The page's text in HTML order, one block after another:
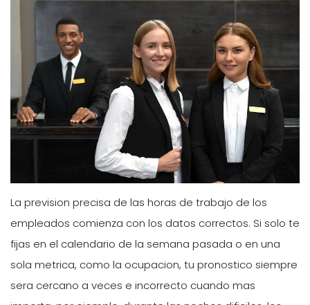
La prevision precisa de las horas de trabajo de los
empleados comienza con los datos correctos. Si solo te
fijas en el calendario de la semana pasada o en una
sola metrica, como la ocupacion, tu pronostico siempre
sera cercano a veces e incorrecto cuando mas